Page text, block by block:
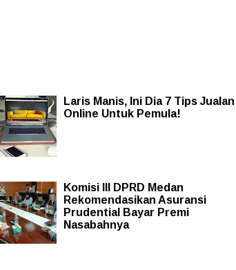
Laris Manis, Ini Dia 7 Tips Jualan
Online Untuk Pemula!
Komisi III DPRD Medan
Rekomendasikan Asuransi
Prudential Bayar Premi
Nasabahnya